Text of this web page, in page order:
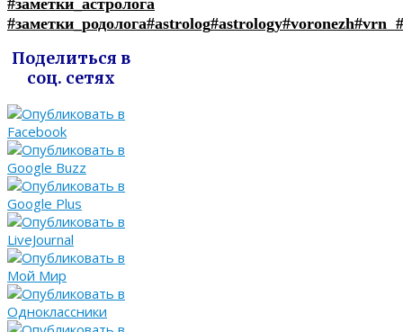
#заметки_родолога#astrolog#astrology#voronezh#vrn
Поделиться в
соц. сетях